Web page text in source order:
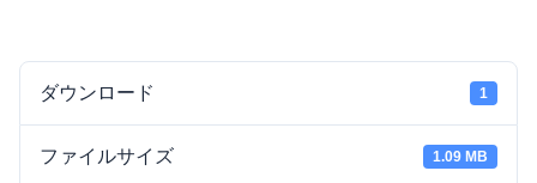
ダウンロード 1
ファイルサイズ 1.09 MB